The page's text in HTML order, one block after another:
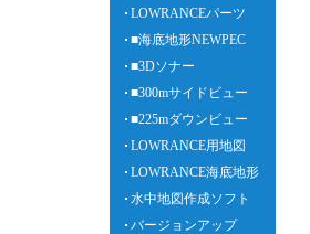
LOWRANCEパーツ
■海底地形NEWPEC
■3Dソナー
■300mサイドビュー
■225mダウンビュー
LOWRANCE用地図
LOWRANCE海底地形
水中地図作成ソフト
バージョンアップ